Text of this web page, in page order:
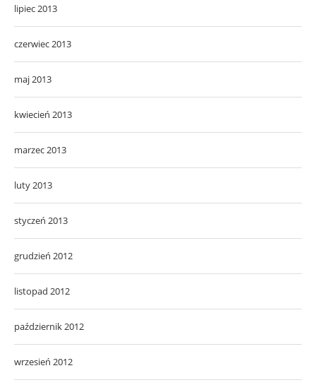
lipiec 2013
czerwiec 2013
maj 2013
kwiecień 2013
marzec 2013
luty 2013
styczeń 2013
grudzień 2012
listopad 2012
październik 2012
wrzesień 2012